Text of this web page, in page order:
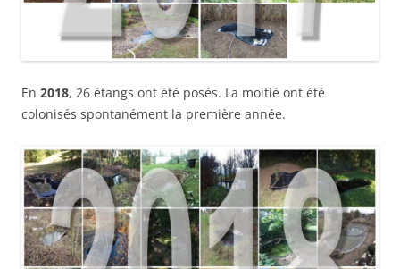
En 2018, 26 étangs ont été posés. La moitié ont été
colonisés spontanément la première année.